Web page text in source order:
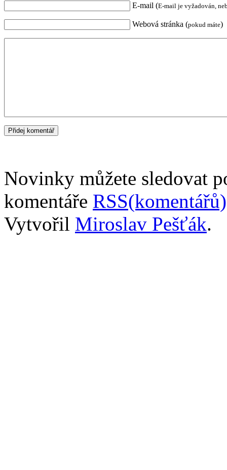
E-mail (E-mail je vyžadován,
Webová stránka (pokud máte)
Novinky můžete sledovat
komentáře RSS(komentářů)
Vytvořil Miroslav Pešťák.